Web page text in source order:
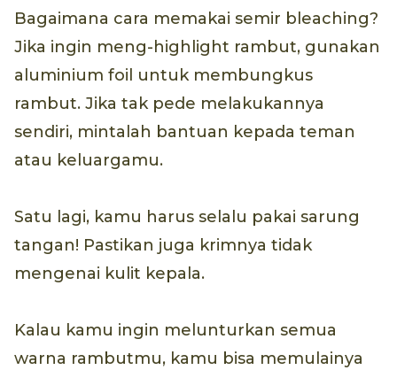
Bagaimana cara memakai semir bleaching?
Jika ingin meng-highlight rambut, gunakan
aluminium foil untuk membungkus
rambut. Jika tak pede melakukannya
sendiri, mintalah bantuan kepada teman
atau keluargamu.
Satu lagi, kamu harus selalu pakai sarung
tangan! Pastikan juga krimnya tidak
mengenai kulit kepala.
Kalau kamu ingin melunturkan semua
warna rambutmu, kamu bisa memulainya